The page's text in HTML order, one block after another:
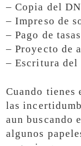
– Copia del
– Impreso de
– Pago de
– Proyecto de
– Escritura
Cuando tienes
las
aun buscando
algunos